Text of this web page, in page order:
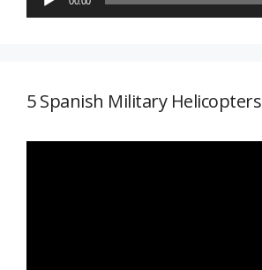
5 Spanish Military Helicopters